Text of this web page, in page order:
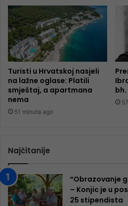
Turisti u Hrvatskoj nasjeli
na lažne oglase: Platili
smještaj, a apartmana
nema
51 minuta ago
Najčitanije
“Obrazovanje
– Konjic je u
25 ​​stipendista